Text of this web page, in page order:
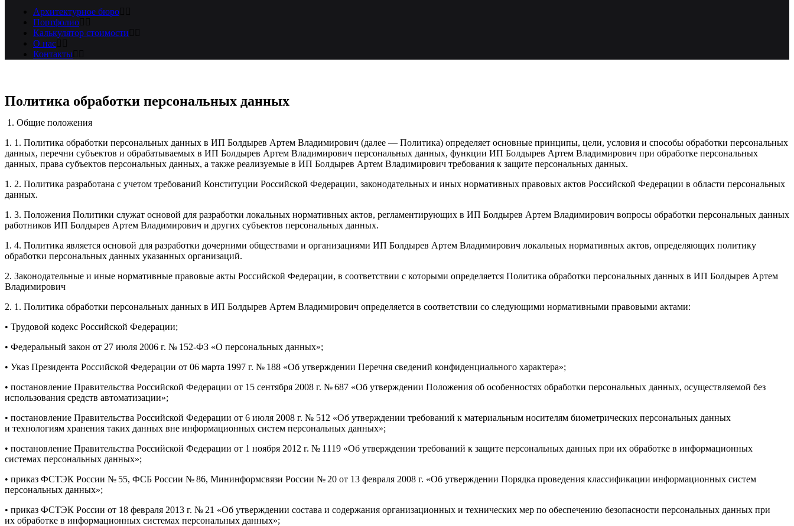
Архитектурное бюро
Портфолио
Калькулятор стоимости
О нас
Контакты
Политика обработки персональных данных
1. Общие положения
1. 1. Политика обработки персональных данных в ИП Болдырев Артем Владимирович (далее — Политика) определяет основные принципы, цели, условия и способы обработки персональных
данных, перечни субъектов и обрабатываемых в ИП Болдырев Артем Владимирович персональных данных, функции ИП Болдырев Артем Владимирович при обработке персональных
данных, права субъектов персональных данных, а также реализуемые в ИП Болдырев Артем Владимирович требования к защите персональных данных.
1. 2. Политика разработана с учетом требований Конституции Российской Федерации, законодательных и иных нормативных правовых актов Российской Федерации в области персональных
данных.
1. 3. Положения Политики служат основой для разработки локальных нормативных актов, регламентирующих в ИП Болдырев Артем Владимирович вопросы обработки персональных данных
работников ИП Болдырев Артем Владимирович и других субъектов персональных данных.
1. 4. Политика является основой для разработки дочерними обществами и организациями ИП Болдырев Артем Владимирович локальных нормативных актов, определяющих политику
обработки персональных данных указанных организаций.
2. Законодательные и иные нормативные правовые акты Российской Федерации, в соответствии с которыми определяется Политика обработки персональных данных в ИП Болдырев Артем
Владимирович
2. 1. Политика обработки персональных данных в ИП Болдырев Артем Владимирович определяется в соответствии со следующими нормативными правовыми актами:
• Трудовой кодекс Российской Федерации;
• Федеральный закон от 27 июля 2006 г. № 152-ФЗ «О персональных данных»;
• Указ Президента Российской Федерации от 06 марта 1997 г. № 188 «Об утверждении Перечня сведений конфиденциального характера»;
• постановление Правительства Российской Федерации от 15 сентября 2008 г. № 687 «Об утверждении Положения об особенностях обработки персональных данных, осуществляемой без
использования средств автоматизации»;
• постановление Правительства Российской Федерации от 6 июля 2008 г. № 512 «Об утверждении требований к материальным носителям биометрических персональных данных
и технологиям хранения таких данных вне информационных систем персональных данных»;
• постановление Правительства Российской Федерации от 1 ноября 2012 г. № 1119 «Об утверждении требований к защите персональных данных при их обработке в информационных
системах персональных данных»;
• приказ ФСТЭК России № 55, ФСБ России № 86, Мининформсвязи России № 20 от 13 февраля 2008 г. «Об утверждении Порядка проведения классификации информационных систем
персональных данных»;
• приказ ФСТЭК России от 18 февраля 2013 г. № 21 «Об утверждении состава и содержания организационных и технических мер по обеспечению безопасности персональных данных при
их обработке в информационных системах персональных данных»;